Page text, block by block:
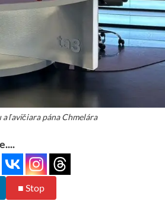
ľavičiara pána Chmelára
■ Stop